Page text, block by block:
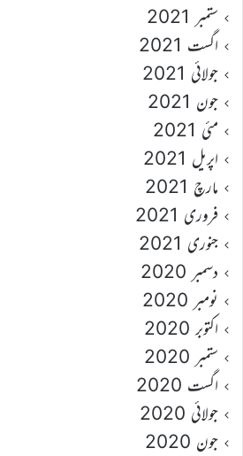
ستمبر 2021
اگست 2021
جولائی 2021
جون 2021
مئی 2021
اپریل 2021
مارچ 2021
فروری 2021
جنوری 2021
دسمبر 2020
نومبر 2020
اکتوبر 2020
ستمبر 2020
اگست 2020
جولائی 2020
جون 2020